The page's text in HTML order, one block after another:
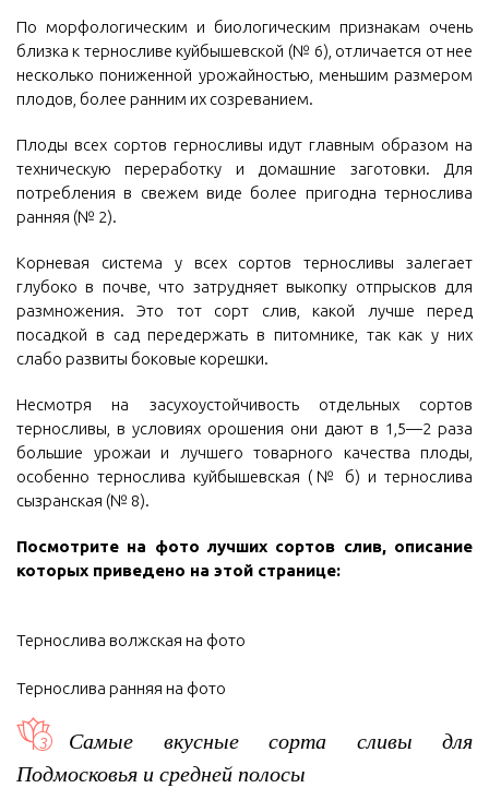
По морфологическим и биологическим признакам очень
близка к терносливе куйбышевской (№ 6), отличается от нее
несколько пониженной урожайностью, меньшим размером
плодов, более ранним их созреванием.
Плоды всех сортов герносливы идут главным образом на
техническую переработку и домашние заготовки. Для
потребления в свежем виде более пригодна тернослива
ранняя (№ 2).
Корневая система у всех сортов терносливы залегает
глубоко в почве, что затрудняет выкопку отпрысков для
размножения. Это тот сорт слив, какой лучше перед
посадкой в сад передержать в питомнике, так как у них
слабо развиты боковые корешки.
Несмотря на засухоустойчивость отдельных сортов
терносливы, в условиях орошения они дают в 1,5—2 раза
большие урожаи и лучшего товарного качества плоды,
особенно тернослива куйбышевская (№ б) и тернослива
сызранская (№ 8).
Посмотрите на фото лучших сортов слив, описание
которых приведено на этой странице:
Тернослива волжская на фото
Тернослива ранняя на фото
Самые вкусные сорта сливы для
Подмосковья и средней полосы